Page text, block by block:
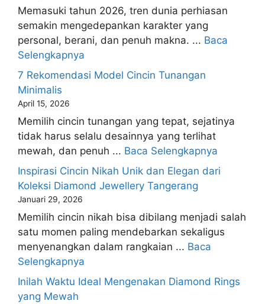
Memasuki tahun 2026, tren dunia perhiasan
semakin mengedepankan karakter yang
personal, berani, dan penuh makna. ... Baca
Selengkapnya
7 Rekomendasi Model Cincin Tunangan
Minimalis
April 15, 2026
Memilih cincin tunangan yang tepat, sejatinya
tidak harus selalu desainnya yang terlihat
mewah, dan penuh ... Baca Selengkapnya
Inspirasi Cincin Nikah Unik dan Elegan dari
Koleksi Diamond Jewellery Tangerang
Januari 29, 2026
Memilih cincin nikah bisa dibilang menjadi salah
satu momen paling mendebarkan sekaligus
menyenangkan dalam rangkaian ... Baca
Selengkapnya
Inilah Waktu Ideal Mengenakan Diamond Rings
yang Mewah